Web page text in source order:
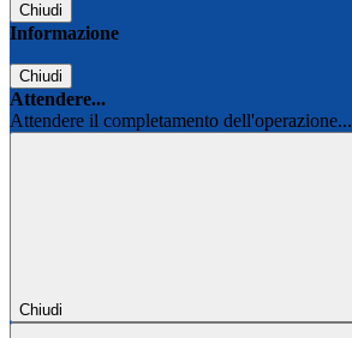
Chiudi
Informazione
Chiudi
Attendere...
Attendere il completamento dell'operazione...
Chiudi